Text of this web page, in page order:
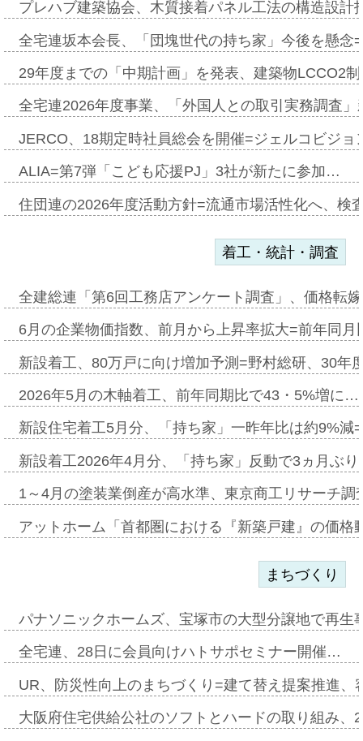
プレハブ建築協会、木質接着パネル工法の構造設
全宅連坂本会長、「団塊世代の持ち家」今後を懸
29年度までの「中期計画」を発表、建築物LCCO2
全宅連2026年度事業、「外国人との取引実務調査
JERCO、18期定時社員総会を開催=ジェルコビジ
ALIA=第7弾「こども応援PJ」3社が新たに参加…
住団連の2026年度活動方針=流通市場活性化へ、検
着工・統計・調査
全建総連「第6回工務店アンケート調査」、価格転
6月の企業物価指数、前月から上昇率拡大=前年同
新設着工、80万戸に向け増加予測=野村総研、30年
2026年5月の木軸着工、前年同期比で43・5%増に…
新設住宅着工5月分、「持ち家」一昨年比は約9%
新設着工2026年4月分、「持ち家」反動で3ヵ月ぶ
1～4月の塗装業倒産が高水準、東京商工リサーチ
アットホーム「首都圏における『新築戸建』の価
まちづくり
パナソニックホームズ、宝塚市の大型分譲地で再
全宅連、28日に会員向けハトサポセミナー開催…
UR、防災性向上のまちづくり=建て替え提案推進
大阪府住宅供給公社のソフトとハードの取り組み